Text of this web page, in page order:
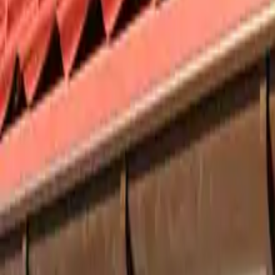
Impermeabilizzare tetto e